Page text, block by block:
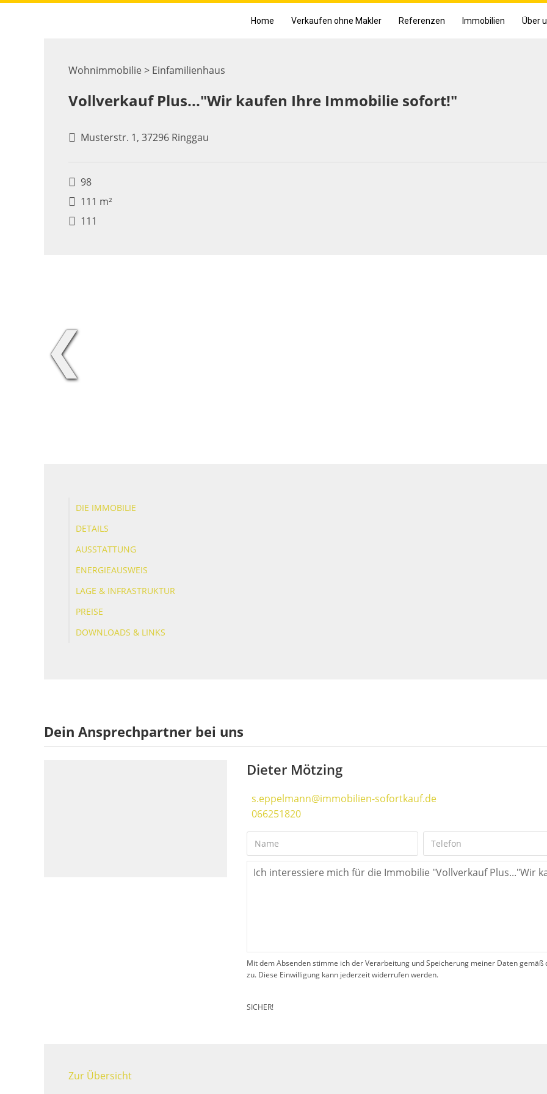
Home Verkaufen ohne Makler Referenzen Immobilien Über
Wohnimmobilie > Einfamilienhaus
Vollverkauf Plus..."Wir kaufen Ihre Immobilie sofort!"
Musterstr. 1, 37296 Ringgau
98
111 m²
111
❮
DIE IMMOBILIE
DETAILS
AUSSTATTUNG
ENERGIEAUSWEIS
LAGE & INFRASTRUKTUR
PREISE
DOWNLOADS & LINKS
Dein Ansprechpartner bei uns
Dieter Mötzing
s.eppelmann@immobilien-sofortkauf.de
066251820
Mit dem Absenden stimme ich der Verarbeitung und Speicherung meiner Daten
zu. Diese Einwilligung kann jederzeit widerrufen werden.
SICHER!
Zur Übersicht